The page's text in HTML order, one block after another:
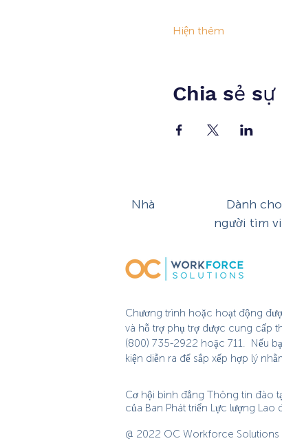
Hiện thêm
Chia sẻ
Nhà
Dành cho
người tìm
Chương trình hoặc hoạt động
và hỗ trợ phụ trợ được cung cấp
(800) 735-2922 hoặc 711. Nếu
kiện diễn ra để sắp xếp hợp lý
Cơ hội bình đẳng Thông tin đào
của Ban Phát triển Lực lượng
@ 2022 OC Workforce Solutions